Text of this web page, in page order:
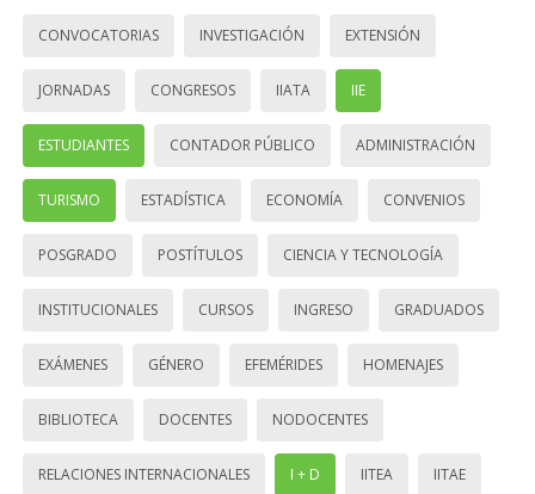
CONVOCATORIAS INVESTIGACIÓN EXTENSIÓN
JORNADAS CONGRESOS IIATA IIE
ESTUDIANTES CONTADOR PÚBLICO ADMINISTRACIÓN
TURISMO ESTADÍSTICA ECONOMÍA CONVENIOS
POSGRADO POSTÍTULOS CIENCIA Y TECNOLOGÍA
INSTITUCIONALES CURSOS INGRESO GRADUADOS
EXÁMENES GÉNERO EFEMÉRIDES HOMENAJES
BIBLIOTECA DOCENTES NODOCENTES
RELACIONES INTERNACIONALES I + D IITEA IITAE